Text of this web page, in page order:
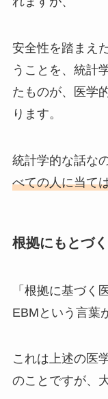
安全性を踏まえ
うことを、統計
たものが、医学
ります。
統計学的な話なの
べての人に当て
根拠にもとづ
「根拠に基づく
EBMという言葉
これは上述の医
のことですが、